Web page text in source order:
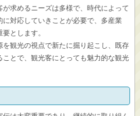
が求めるニーズは多様で、時代によって
に対応していきことが必要で、多産業
とします。
観光の視点で新たに掘り起こし、既存
とで、観光客にとっても魅力的な観光